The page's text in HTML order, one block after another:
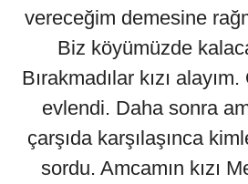
vereceğim demesine
Biz köyümüzde
Bırakmadılar kızı
evlendi. Daha sonra
çarşıda karşılaşınca
sordu. Amcamın kızı